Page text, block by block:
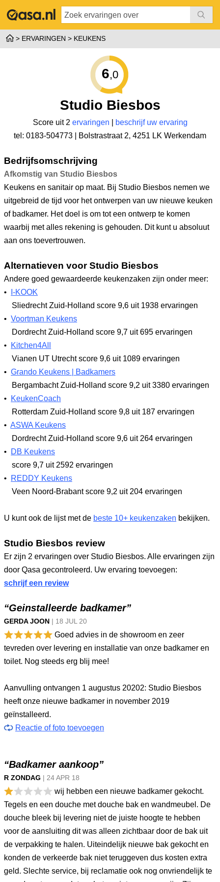
ERVARINGEN KEUKENS
6,0
Studio Biesbos
Score uit 2 ervaringen
beschrijf uw ervaring
tel: 0183-504773 |
Bolstrastraat 2, 4251 LK Werkendam
Bedrijfsomschrijving
Afkomstig van Studio Biesbos
Keukens en sanitair op maat. Bij Studio Biesbos nemen we
uitgebreid de tijd voor het ontwerpen van uw nieuwe keuken
of badkamer. Het doel is om tot een ontwerp te komen
waarbij met alles rekening is gehouden. Dit kunt u absoluut
aan ons toevertrouwen.
Alternatieven voor Studio Biesbos
Andere goed gewaardeerde keukenzaken zijn onder meer:
•
I-KOOK
Sliedrecht Zuid-Holland score 9,6 uit 1938 ervaringen
• Voortman Keukens
Dordrecht Zuid-Holland score 9,7 uit 695 ervaringen
•
Kitchen4All
Vianen UT Utrechtscore 9,6 uit 1089 ervaringen
• Grando Keukens | Badkamers
Bergambacht Zuid-Holland score 9,2 uit 3380 ervaringen
•
KeukenCoach
Rotterdam Zuid-Holland score 9,8 uit 187 ervaringen
• ASWA Keukens
Dordrecht Zuid-Holland score 9,6 uit 264 ervaringen
•
DB Keukens
score 9,7 uit 2592 ervaringen
•
REDDY Keukens
Veen Noord-Brabantscore 9,2 uit 204 ervaringen
U kunt ook de lijst met de beste 10+ keukenzaken bekijken.
Studio Biesbos review
Er zijn 2 ervaringen over Studio Biesbos. Alle ervaringen zijn
door Qasa gecontroleerd. Uw ervaring toevoegen:
schrijf een review
“Geinstalleerde badkamer”
GERDA JOON | 18 JUL 20
Goed advies in de showroom en zeer
tevreden over levering en installatie van onze badkamer en
toilet. Nog steeds erg blij mee!
Aanvulling ontvangen 1 augustus 20202: Studio Biesbos
heeft onze nieuwe badkamer in november 2019
geïnstalleerd.
Reactie of foto toevoegen
“Badkamer aankoop”
R ZONDAG | 24 APR 18
wij hebben een nieuwe badkamer gekocht.
Tegels en een douche met douche bak en wandmeubel. De
douche bleek bij levering niet de juiste hoogte te hebben
voor de aansluiting dit was alleen zichtbaar door de bak uit
de verpakking te halen. Uiteindelijk nieuwe bak gekocht en
konden de verkeerde bak niet teruggeven dus kosten extra
geld. Slechte service, bij reclamatie ook nog onvriendelijk te